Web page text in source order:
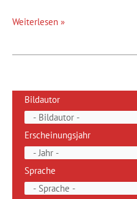
David
Weiterlesen »
Bildautor
Erscheinungsjahr
Sprache